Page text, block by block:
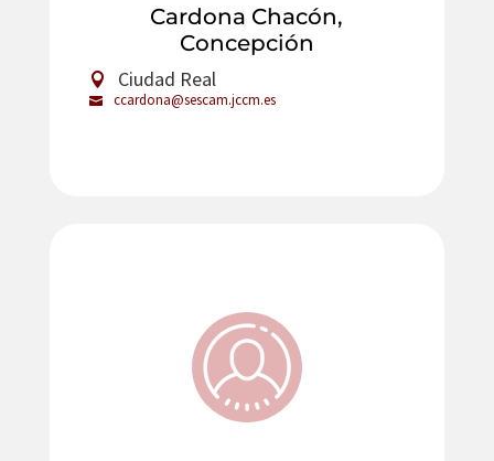
Cardona Chacón,
Concepción
Ciudad Real
ccardona@sescam.jccm.es